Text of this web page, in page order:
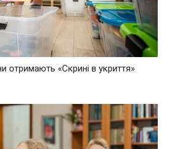
отримають «Скрині в укриття»